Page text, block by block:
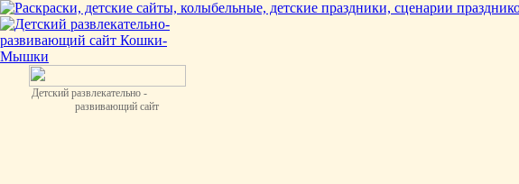
Детский развлекательно -
развивающий сайт